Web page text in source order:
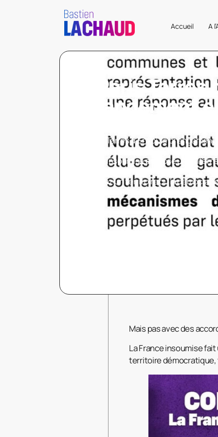
Accueil A
À Paris Terres
changement
À Paris Terres d’Envol, le
mais il ne peut se faire sans
France insoumise propose une
soutenir une candidature citoyenne,
Imaginez un territoire où la
service aux habitants
Mais pas avec des
La France insoumise
territoire